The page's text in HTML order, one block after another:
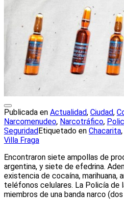
Publicada en Actualidad, Ciudad,
Narcomenudeo, Narcotráfico,
SeguridadEtiquetado en Chacarita,
Villa Fraga
Encontraron siete ampollas de
argentina, y siete de efedrina.
existencia de cocaína, marihuana,
teléfonos celulares. La Policía de
miembros de una banda narco